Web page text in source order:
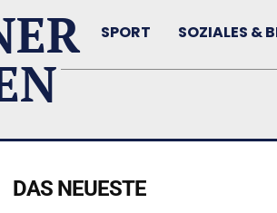
SPORT SOZIALES &
DAS NEUESTE